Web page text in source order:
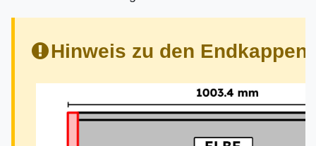
Hinweis zu den Endkappen: